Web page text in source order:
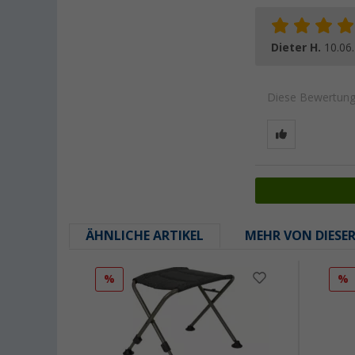
Dieter H.
Diese
ÄHNLICHE ARTIKEL MEHR VON
% %